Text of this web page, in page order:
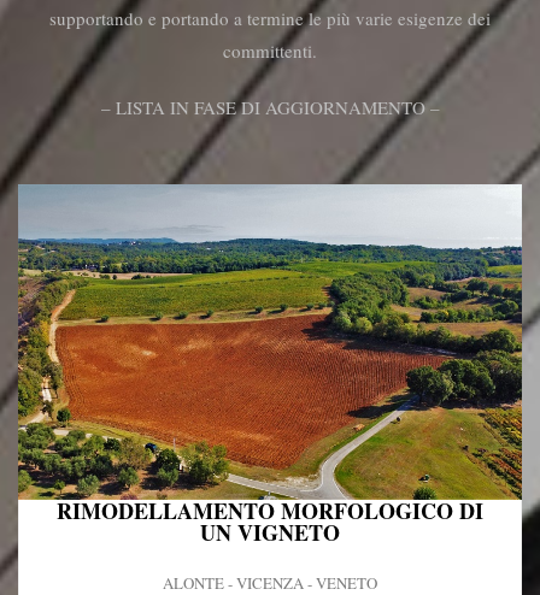
supportando e portando a termine le più varie esigenze dei
committenti.
– LISTA IN FASE DI AGGIORNAMENTO –
RIMODELLAMENTO MORFOLOGICO DI
UN VIGNETO
ALONTE - VICENZA - VENETO